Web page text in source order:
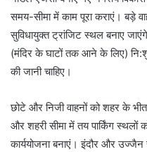
समय-सीमा में काम पूरा कराएं। बड़े
सुविधायुक्त ट्रांजिट स्थल बनाए
(मंदिर के घाटों तक आने के लिए)
की जानी चाहिए।
छोटे और निजी वाहनों को शहर के
और शहरी सीमा में तय पार्किंग स्थलों
कार्ययोजना बनाएं। इंदौर और